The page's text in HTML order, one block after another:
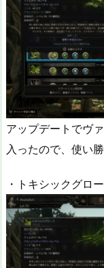
アップデートでヴ
入ったので、使い
・トキシックグロ